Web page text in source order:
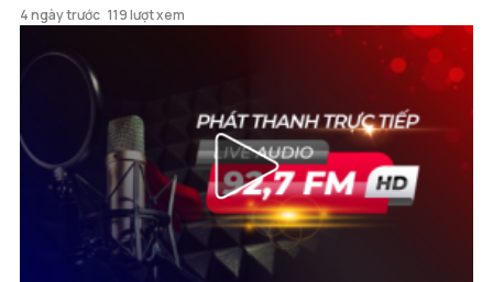
4 ngày trước 119 lượt xem